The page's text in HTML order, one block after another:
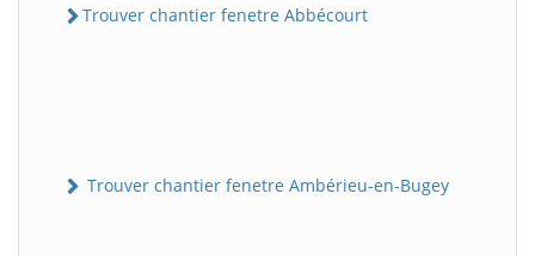
Trouver chantier fenetre Abbécourt
Trouver chantier fenetre Ambérieu-en-Bugey